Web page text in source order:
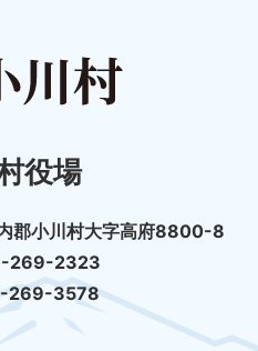
役場
郡小川村大字高府8800-8
269-2323
269-3578